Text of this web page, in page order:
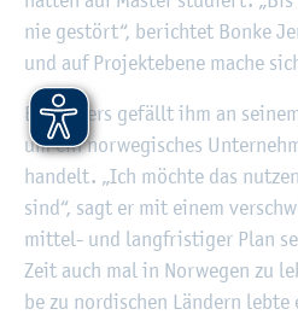
nie ge­stört“, be­rich­tet Bonke
und auf Pro­jekt­ebe­ne mache
Be­son­ders ge­fällt ihm an
um ein nor­we­gi­sches
han­delt. „Ich möch­te das
sind“, sagt er mit einem
mit­tel- und lang­fris­ti­ger Plan
Zeit auch mal in Nor­we­gen zu
be zu nor­di­schen Län­dern